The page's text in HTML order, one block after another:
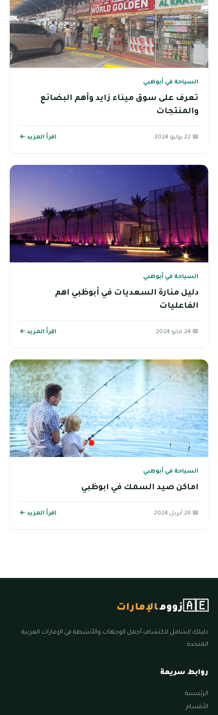
السياحة في أبوظبي
تعرف على سوق ميناء زايد وأهم البضائع
والمنتجات
📅 22 يوليو 2024 اقرأ المزيد ←
السياحة في أبوظبي
دليل منارة السعديات في أبوظبي اهم
الفاعليات
📅 24 مايو 2024 اقرأ المزيد ←
السياحة في أبوظبي
اماكن صيد السمك في ابوظبي
📅 26 أبريل 2024 اقرأ المزيد ←
🇦🇪زوومالإمارات
دليلك الشامل لاكتشاف أجمل الوجهات والأنشطة في الإمارات العربية
المتحدة.
روابط سريعة
الرئيسية
الأقسام